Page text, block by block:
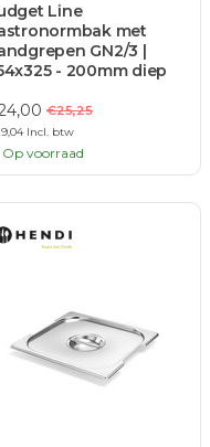
Line
met
GN2/3 |
- 200mm diep
€25,25
Incl. btw
Op voorraad